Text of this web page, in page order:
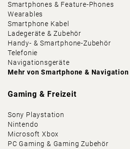
Smartphones & Feature-Phones
Wearables
Smartphone Kabel
Ladegeräte & Zubehör
Handy- & Smartphone-Zubehör
Telefonie
Navigationsgeräte
Mehr von Smartphone & Navigation
Gaming & Freizeit
Sony Playstation
Nintendo
Microsoft Xbox
PC Gaming & Gaming Zubehör